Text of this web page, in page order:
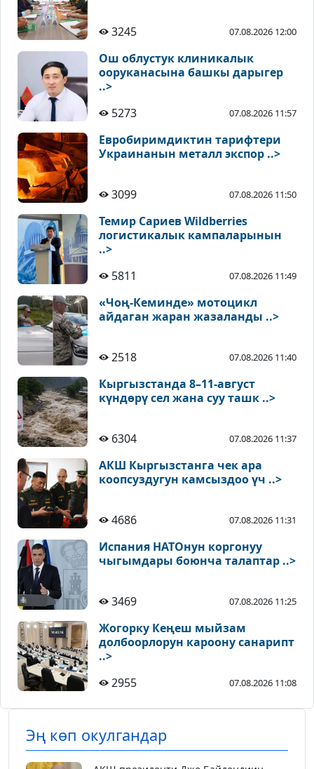
3245 07.08.2026 12:00
Ош облустук клиникалык
ооруканасына башкы дарыгер
..>
5273
07.08.2026 11:57
Евробиримдиктин тарифтери
Украинанын металл экспор ..>
3099 07.08.2026 11:50
Темир Сариев Wildberries
логистикалык кампаларынын
..>
5811
07.08.2026 11:49
«Чоң-Кеминде» мотоцикл
айдаган жаран жазаланды ..>
2518 07.08.2026 11:40
Кыргызстанда 8–11-август
күндөрү сел жана суу ташк ..>
6304 07.08.2026 11:37
АКШ Кыргызстанга чек ара
коопсуздугун камсыздоо үч ..>
4686 07.08.2026 11:31
Испания НАТОнун коргонуу
чыгымдары боюнча талаптар ..>
3469 07.08.2026 11:25
Жогорку Кеңеш мыйзам
долбоорлорун кароону санарипт
..>
2955
07.08.2026 11:08
Эң көп окулгандар